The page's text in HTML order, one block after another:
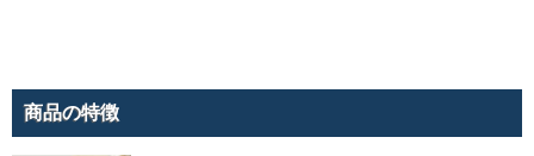
ール
ケー
キ。
きび
商品の特徴